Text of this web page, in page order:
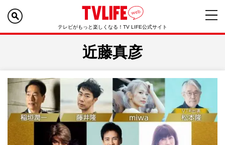
テレビがもっと楽しくなる！TV LIFE公式サイト
近藤真彦